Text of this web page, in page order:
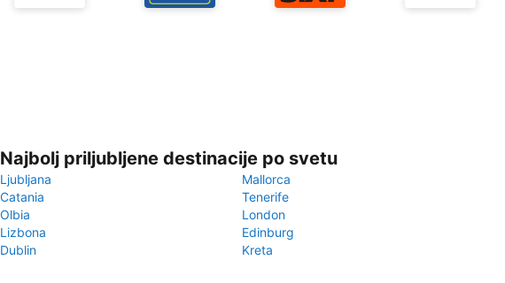
Najbolj priljubljene destinacije po svetu
Ljubljana
Mallorca
Catania
Tenerife
Olbia
London
Lizbona
Edinburg
Dublin
Kreta